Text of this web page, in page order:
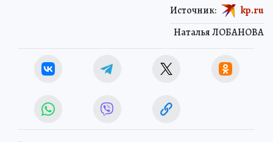
Наталья ЛОБАНОВА
Источник: kp.ru